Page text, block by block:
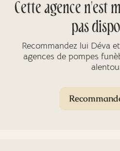
Cette agence n'est
pas
Recommandez lui Déva
agences de pompes